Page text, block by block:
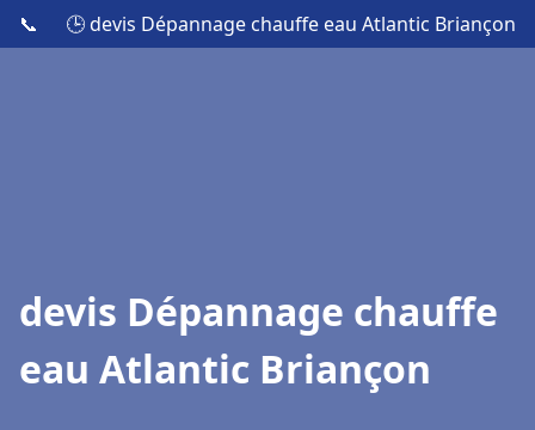
📞 🕒 devis Dépannage chauffe eau Atlantic Briançon
devis Dépannage chauffe
eau Atlantic Briançon